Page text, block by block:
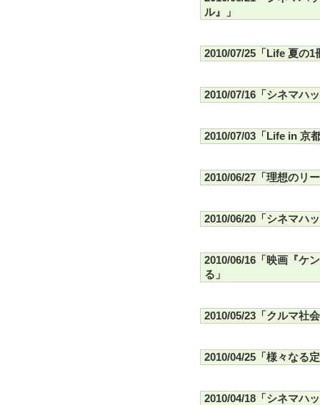
ル』」
2010/07/25「Life 夏の1
2010/07/16「シネマハ
2010/07/03「Life in
2010/06/27「理想のリ
2010/06/20「シネマハ
2010/06/16「映画『ケ
る」
2010/05/23「クルマ社
2010/04/25「様々なる
2010/04/18「シネマハ